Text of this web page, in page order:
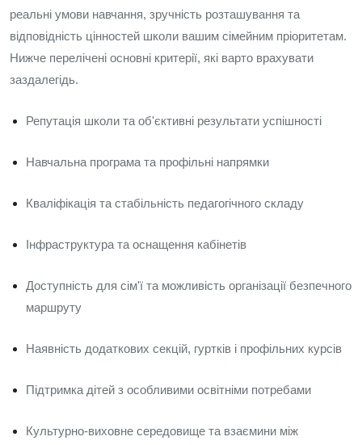
реальні умови навчання, зручність розташування та
відповідність цінностей школи вашим сімейним пріоритетам.
Нижче перелічені основні критерії, які варто врахувати
заздалегідь.
Репутація школи та об'єктивні результати успішності
Навчальна програма та профільні напрямки
Кваліфікація та стабільність педагогічного складу
Інфраструктура та оснащення кабінетів
Доступність для сім'ї та можливість організації безпечного
маршруту
Наявність додаткових секцій, гуртків і профільних курсів
Підтримка дітей з особливими освітніми потребами
Культурно-виховне середовище та взаємини між